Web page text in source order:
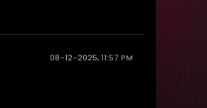
08-12-2025, 11:57 PM